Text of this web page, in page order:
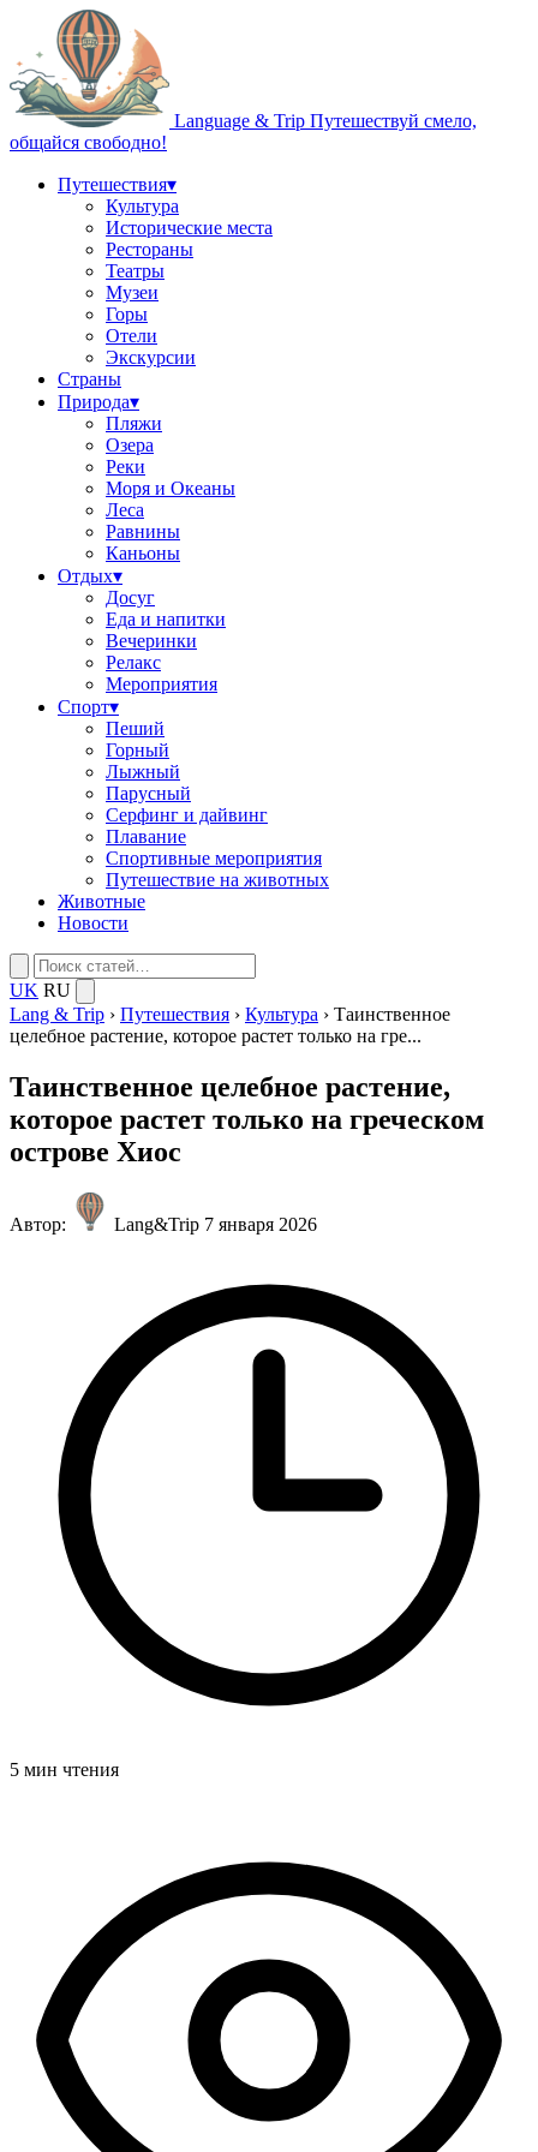
Language & Trip Путешествуй смело,
общайся свободно!
Путешествия▾
Культура
Исторические места
Рестораны
Театры
Музеи
Горы
Отели
Экскурсии
Страны
Природа▾
Пляжи
Озера
Реки
Моря и Океаны
Леса
Равнины
Каньоны
Отдых▾
Досуг
Еда и напитки
Вечеринки
Релакс
Мероприятия
Спорт▾
Пеший
Горный
Лыжный
Парусный
Серфинг и дайвинг
Плавание
Спортивные мероприятия
Путешествие на животных
Животные
Новости
UK RU
Lang & Trip › Путешествия › Культура › Таинственное
целебное растение, которое растет только на гре...
Таинственное целебное растение,
которое растет только на греческом
острове Хиос
Автор: Lang&Trip 7 января 2026
5 мин чтения